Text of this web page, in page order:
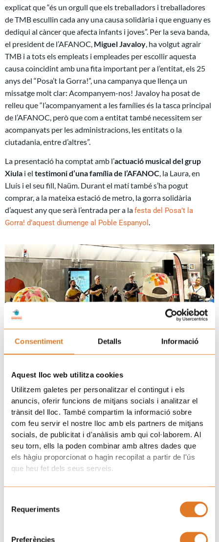
Consentiment Detalls Informació
Aquest lloc web utilitza cookies
Utilitzem galetes per personalitzar el contingut i els
anuncis, oferir funcions de mitjans socials i analitzar el
trànsit del lloc. També compartim la informació sobre
com feu servir el nostre lloc amb els partners de mitjans
socials, de publicitat i d'anàlisis amb qui col·laborem. Al
seu torn, ells la poden combinar amb altres dades que
els hàgiu proporcionat o hagin recopilat a partir de l'ús
que heu fet dels seus serveis.
Requeriments
Preferències
explicat que “és un orgull que els treballadors i treballadores
de TMB escullin cada any una causa solidària i que enguany es
dediqui al càncer que afecta infants i joves”. Per la seva banda,
el president de l’AFANOC, Miguel Javaloy , ha volgut agrair
TMB i a tots els empleats i empleades per escollir aquesta
causa coincidint amb una fita important per a l’entitat, els 25
anys del “Posa’t la Gorra!”, una campanya que llença un
missatge molt clar: Acompanyem-nos! Javaloy ha posat de
relleu que “l’acompanyament a les famílies és la tasca principal
de l’AFANOC, però que com a entitat també necessitem ser
acompanyats per les administracions, les entitats o la
ciutadania, entre d’altres”.
La presentació ha comptat amb l’actuació musical del grup
Xiula i el testimoni d’una família de l’AFANOC , la Laura, en
Lluís i el seu fill, Naüm. Durant el matí també s’ha pogut
comprar, a la mateixa estació de metro, la gorra solidària
d’aquest any que serà l’entrada per a lafesta del Posa’t la
Gorra! d’aquest diumenge al Poble Espanyol
Actuació del grup musical Xiula durant l’acte de presentació de la
campanya de TMB.
Com a part de la campanya, des de la Fundació TMB i
l’AFANOC s’han dissenyat les següents accions de difusió:
-Exposició “Posa’t la Gorra!, 25 anys d’acompanyament i
Passadís ubicat davant del Punt TMB de l’estació de metro de
-Contacontes infantil